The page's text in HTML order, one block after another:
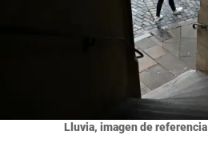
Lluvia, imagen de referencia